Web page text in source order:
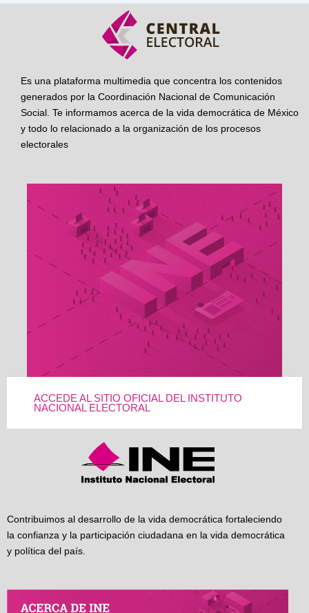
Es una plataforma multimedia que concentra los contenidos
generados por la Coordinación Nacional de Comunicación
Social. Te informamos acerca de la vida democrática de México
y todo lo relacionado a la organización de los procesos
electorales
ACCEDE AL SITIO OFICIAL DEL INSTITUTO
NACIONAL ELECTORAL
Contribuimos al desarrollo de la vida democrática fortaleciendo
la confianza y la participación ciudadana en la vida democrática
y política del país.